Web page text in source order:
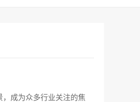
成为众多行业关注的焦